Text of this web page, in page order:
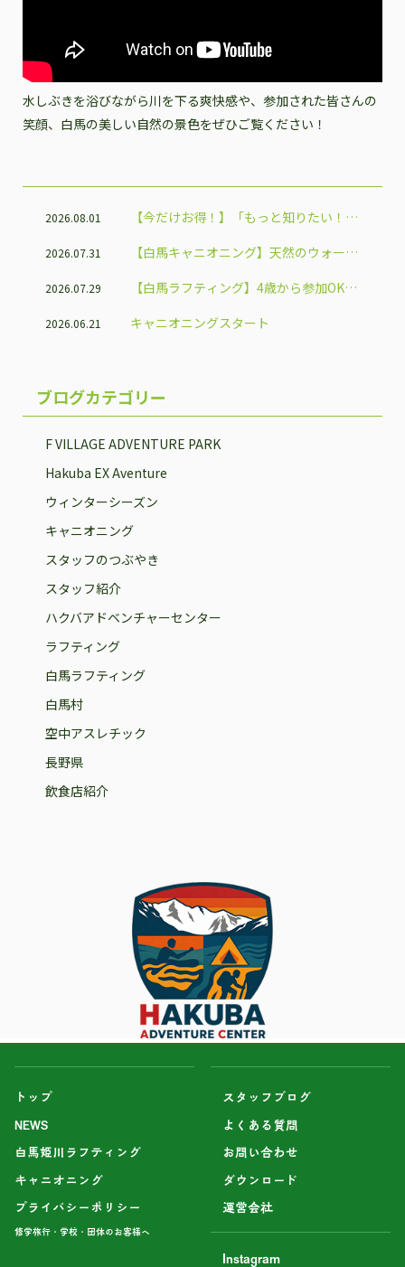
水しぶきを浴びながら川を下る爽快感や、参加された皆さんの
笑顔、白馬の美しい自然の景色をぜひご覧ください！
2026.08.01
【今だけお得！】「もっと知りたい！信
2026.07.31
【白馬キャニオニング】天然のウォータ
2026.07.29
【白馬ラフティング】4歳から参加OK！
2026.06.21 キャニオニングスタート
ブログカテゴリー
F VILLAGE ADVENTURE PARK
Hakuba EX Aventure
ウィンターシーズン
キャニオニング
スタッフのつぶやき
スタッフ紹介
ハクバアドベンチャーセンター
ラフティング
白馬ラフティング
白馬村
空中アスレチック
長野県
飲食店紹介
トップ
NEWS
白馬姫川ラフティング
キャニオニング
プライバシーポリシー
修学旅行・学校・団体のお客様へ
スタッフブログ
よくある質問
お問い合わせ
ダウンロード
運営会社
Instagram